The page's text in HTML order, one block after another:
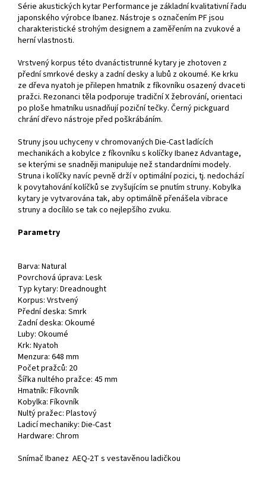
Série akustických kytar Performance je základní kvalitativní řadu
japonského výrobce Ibanez. Nástroje s označením PF jsou
charakteristické strohým designem a zaměřením na zvukové a
herní vlastnosti.
Vrstvený korpus této dvanáctistrunné kytary je zhotoven z
přední smrkové desky a zadní desky a lubů z okoumé. Ke krku
ze dřeva nyatoh je přilepen hmatník z fíkovníku osazený dvaceti
pražci. Rezonanci těla podporuje tradiční X žebrování, orientaci
po ploše hmatníku usnadňují poziční tečky. Černý pickguard
chrání dřevo nástroje před poškrábáním.
Struny jsou uchyceny v chromovaných Die-Cast ladících
mechanikách a kobylce z fíkovníku s kolíčky Ibanez Advantage,
se kterými se snadněji manipuluje než standardními modely.
Struna i kolíčky navíc pevně drží v optimální pozici, tj. nedochází
k povytahování kolíčků se zvyšujícím se pnutím struny. Kobylka
kytary je vytvarována tak, aby optimálně přenášela vibrace
struny a docílilo se tak co nejlepšího zvuku.
Parametry
Barva: Natural
Povrchová úprava: Lesk
Typ kytary: Dreadnought
Korpus: Vrstvený
Přední deska: Smrk
Zadní deska: Okoumé
Luby: Okoumé
Krk: Nyatoh
Menzura: 648 mm
Počet pražců: 20
Šířka nultého pražce: 45 mm
Hmatník: Fíkovník
Kobylka: Fíkovník
Nultý pražec: Plastový
Ladicí mechaniky: Die-Cast
Hardware: Chrom
Snímač Ibanez AEQ-2T s vestavěnou ladičkou